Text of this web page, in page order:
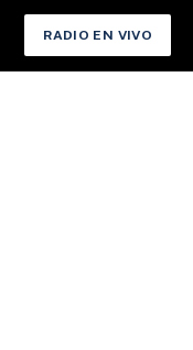
RADIO EN VIVO